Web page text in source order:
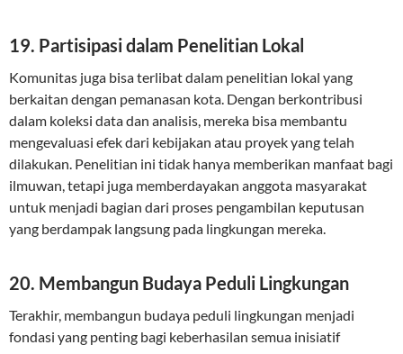
19. Partisipasi dalam Penelitian Lokal
Komunitas juga bisa terlibat dalam penelitian lokal yang
berkaitan dengan pemanasan kota. Dengan berkontribusi
dalam koleksi data dan analisis, mereka bisa membantu
mengevaluasi efek dari kebijakan atau proyek yang telah
dilakukan. Penelitian ini tidak hanya memberikan manfaat bagi
ilmuwan, tetapi juga memberdayakan anggota masyarakat
untuk menjadi bagian dari proses pengambilan keputusan
yang berdampak langsung pada lingkungan mereka.
20. Membangun Budaya Peduli Lingkungan
Terakhir, membangun budaya peduli lingkungan menjadi
fondasi yang penting bagi keberhasilan semua inisiatif